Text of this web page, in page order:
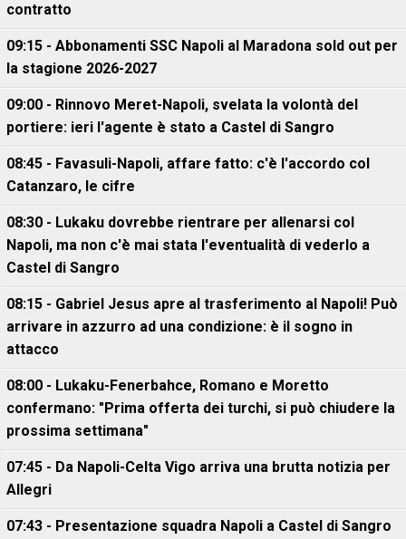
contratto
09:15 - Abbonamenti SSC Napoli al Maradona sold out per
la stagione 2026-2027
09:00 - Rinnovo Meret-Napoli, svelata la volontà del
portiere: ieri l'agente è stato a Castel di Sangro
08:45 - Favasuli-Napoli, affare fatto: c'è l'accordo col
Catanzaro, le cifre
08:30 - Lukaku dovrebbe rientrare per allenarsi col
Napoli, ma non c'è mai stata l'eventualità di vederlo a
Castel di Sangro
08:15 - Gabriel Jesus apre al trasferimento al Napoli! Può
arrivare in azzurro ad una condizione: è il sogno in
attacco
08:00 - Lukaku-Fenerbahce, Romano e Moretto
confermano: "Prima offerta dei turchi, si può chiudere la
prossima settimana"
07:45 - Da Napoli-Celta Vigo arriva una brutta notizia per
Allegri
07:43 - Presentazione squadra Napoli a Castel di Sangro